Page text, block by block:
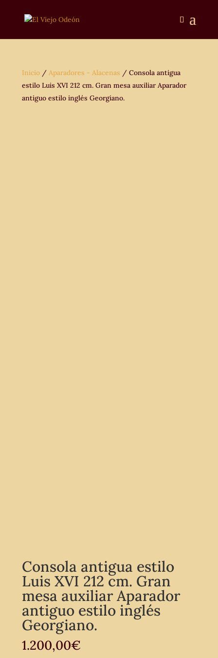
Inicio/ Aparadores - Alacenas / Consola antigua
estilo Luis XVI 212 cm. Gran mesa auxiliar Aparador
antiguo estilo inglés Georgiano.
Consola antigua estilo
Luis XVI 212 cm. Gran
mesa auxiliar Aparador
antiguo estilo inglés
Georgiano.
1.200,00€